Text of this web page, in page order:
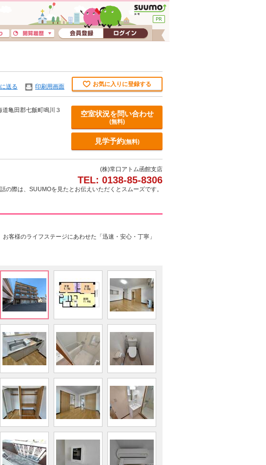
送る 印刷用画面 お気に入りに登録する
道亀田郡七飯町鳴川３ 空室状況を問い合わせ
(無料)
見学予約(無料)
(株)常口アトム函館支店
TEL: 0138-85-8306
の際は、SUUMOを見たとお伝えいただくとスムーズです。
客様のライフステージにあわせた「迅速・安心・丁寧」